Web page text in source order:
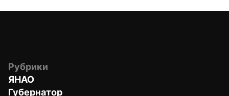
Рубрики
ЯНАО
Губернатор